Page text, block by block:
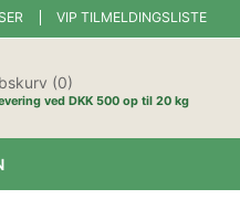
VIP TILMELDINGSLISTE
(0)
ved DKK 500 op til 20 kg